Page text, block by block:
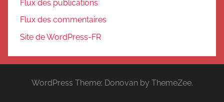
Flux des publications
Flux des commentaires
Site de WordPress-FR
WordPress Theme: Donovan by ThemeZee.